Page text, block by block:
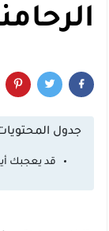
جدول
قد يعجبك